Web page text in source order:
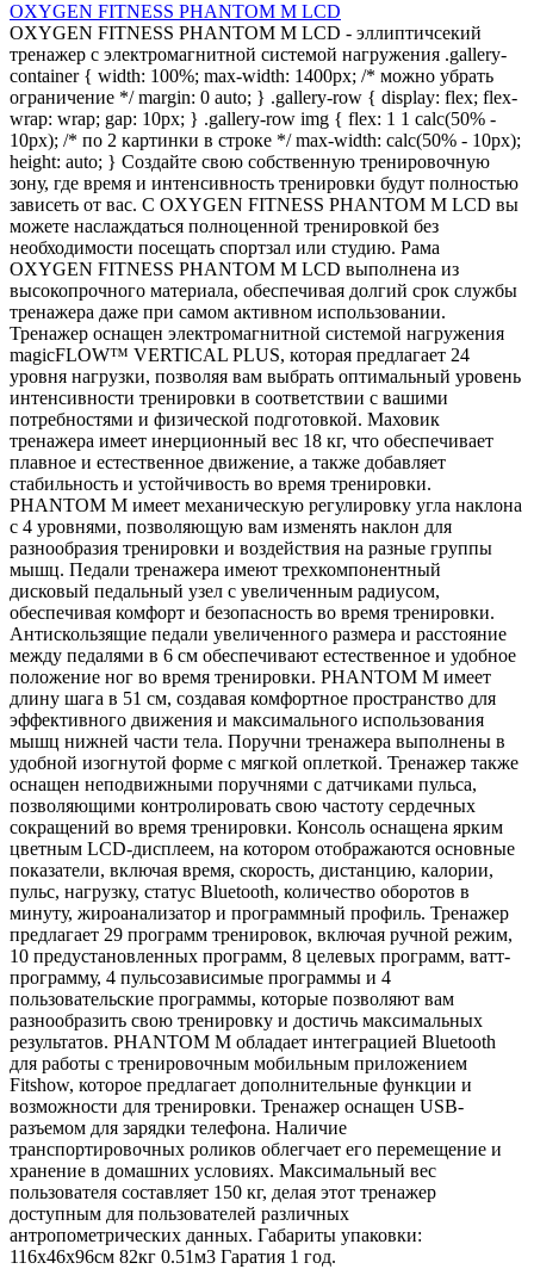
OXYGEN FITNESS PHANTOM M LCD
OXYGEN FITNESS PHANTOM M LCD - эллиптичсекий
тренажер с электромагнитной системой нагружения .gallery-
container { width: 100%; max-width: 1400px; /* можно убрать
ограничение */ margin: 0 auto; } .gallery-row { display: flex; flex-
wrap: wrap; gap: 10px; } .gallery-row img { flex: 1 1 calc(50% -
10px); /* по 2 картинки в строке */ max-width: calc(50% - 10px);
height: auto; } Создайте свою собственную тренировочную
зону, где время и интенсивность тренировки будут полностью
зависеть от вас. С OXYGEN FITNESS PHANTOM M LCD вы
можете наслаждаться полноценной тренировкой без
необходимости посещать спортзал или студию. Рама
OXYGEN FITNESS PHANTOM M LCD выполнена из
высокопрочного материала, обеспечивая долгий срок службы
тренажера даже при самом активном использовании.
Тренажер оснащен электромагнитной системой нагружения
magicFLOW™ VERTICAL PLUS, которая предлагает 24
уровня нагрузки, позволяя вам выбрать оптимальный уровень
интенсивности тренировки в соответствии с вашими
потребностями и физической подготовкой. Маховик
тренажера имеет инерционный вес 18 кг, что обеспечивает
плавное и естественное движение, а также добавляет
стабильность и устойчивость во время тренировки.
PHANTOM M имеет механическую регулировку угла наклона
с 4 уровнями, позволяющую вам изменять наклон для
разнообразия тренировки и воздействия на разные группы
мышц. Педали тренажера имеют трехкомпонентный
дисковый педальный узел с увеличенным радиусом,
обеспечивая комфорт и безопасность во время тренировки.
Антискользящие педали увеличенного размера и расстояние
между педалями в 6 см обеспечивают естественное и удобное
положение ног во время тренировки. PHANTOM M имеет
длину шага в 51 см, создавая комфортное пространство для
эффективного движения и максимального использования
мышц нижней части тела. Поручни тренажера выполнены в
удобной изогнутой форме с мягкой оплеткой. Тренажер также
оснащен неподвижными поручнями с датчиками пульса,
позволяющими контролировать свою частоту сердечных
сокращений во время тренировки. Консоль оснащена ярким
цветным LCD-дисплеем, на котором отображаются основные
показатели, включая время, скорость, дистанцию, калории,
пульс, нагрузку, статус Bluetooth, количество оборотов в
минуту, жироанализатор и программный профиль. Тренажер
предлагает 29 программ тренировок, включая ручной режим,
10 предустановленных программ, 8 целевых программ, ватт-
программу, 4 пульсозависимые программы и 4
пользовательские программы, которые позволяют вам
разнообразить свою тренировку и достичь максимальных
результатов. PHANTOM M обладает интеграцией Bluetooth
для работы с тренировочным мобильным приложением
Fitshow, которое предлагает дополнительные функции и
возможности для тренировки. Тренажер оснащен USB-
разъемом для зарядки телефона. Наличие
транспортировочных роликов облегчает его перемещение и
хранение в домашних условиях. Максимальный вес
пользователя составляет 150 кг, делая этот тренажер
доступным для пользователей различных
антропометрических данных. Габариты упаковки:
116х46х96см 82кг 0.51м3 Гаратия 1 год.